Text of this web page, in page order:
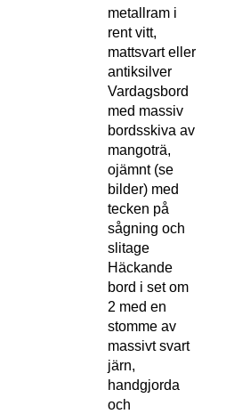
metallram i
rent vitt,
mattsvart eller
antiksilver
Vardagsbord
med massiv
bordsskiva av
mangoträ,
ojämnt (se
bilder) med
tecken på
sågning och
slitage
Häckande
bord i set om
2 med en
stomme av
massivt svart
järn,
handgjorda
och